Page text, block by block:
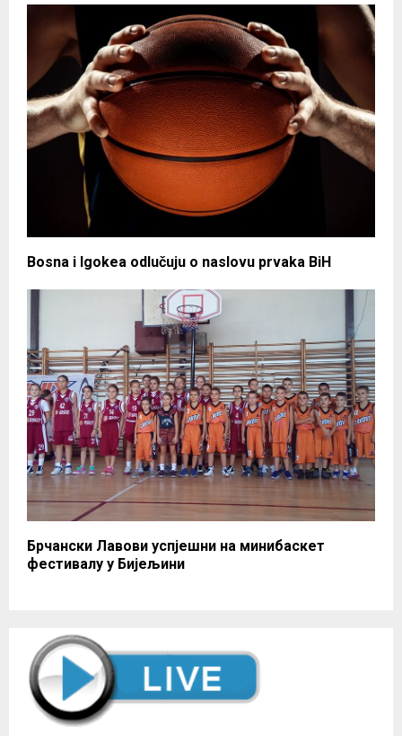
Bosna i Igokea odlučuju o naslovu prvaka BiH
Брчански Лавови успјешни на минибаскет
фестивалу у Бијељини